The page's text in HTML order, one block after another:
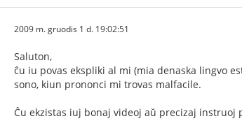
2009 m. gruodis 1 d. 19:02:51
Saluton,
ĉu iu povas ekspliki al mi (mia denaska lingvo
sono, kiun prononci mi trovas malfacile.
Ĉu ekzistas iuj bonaj videoj aŭ precizaj instruoj